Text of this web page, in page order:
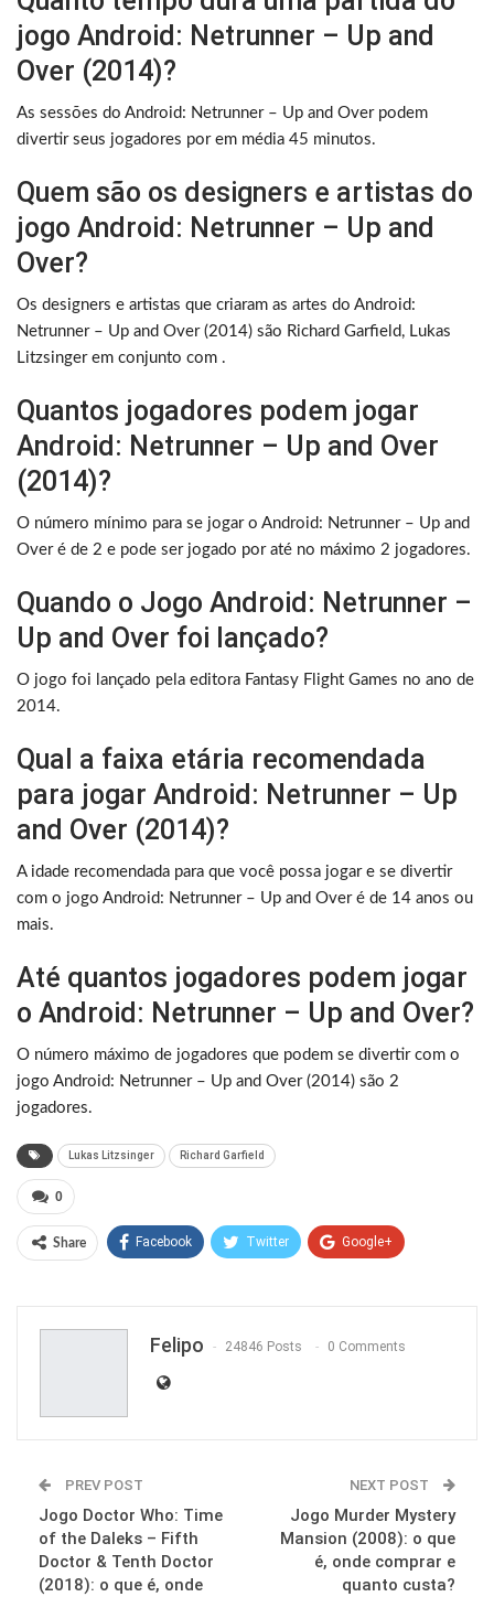
jogo Android: Netrunner – Up and
Over (2014)?
As sessões do Android: Netrunner – Up and Over podem
divertir seus jogadores por em média 45 minutos.
Quem são os designers e artistas do
jogo Android: Netrunner – Up and
Over?
Os designers e artistas que criaram as artes do Android:
Netrunner – Up and Over (2014) são Richard Garfield, Lukas
Litzsinger em conjunto com .
Quantos jogadores podem jogar
Android: Netrunner – Up and Over
(2014)?
O número mínimo para se jogar o Android: Netrunner – Up and
Over é de 2 e pode ser jogado por até no máximo 2 jogadores.
Quando o Jogo Android: Netrunner –
Up and Over foi lançado?
O jogo foi lançado pela editora Fantasy Flight Games no ano de
2014.
Qual a faixa etária recomendada
para jogar Android: Netrunner – Up
and Over (2014)?
A idade recomendada para que você possa jogar e se divertir
com o jogo Android: Netrunner – Up and Over é de 14 anos ou
mais.
Até quantos jogadores podem jogar
o Android: Netrunner – Up and Over?
O número máximo de jogadores que podem se divertir com o
jogo Android: Netrunner – Up and Over (2014) são 2
jogadores.
Lukas Litzsinger Richard Garfield
0
Share Facebook Twitter Google+
Email
Felipo 24846 Posts 0 Comments
PREV POST
Jogo Doctor Who: Time
of the Daleks – Fifth
Doctor & Tenth Doctor
(2018): o que é, onde
NEXT POST
Jogo Murder Mystery
Mansion (2008): o que
é, onde comprar e
quanto custa?